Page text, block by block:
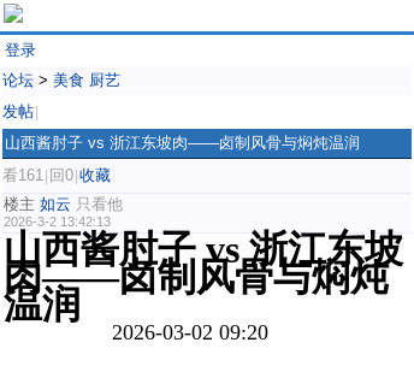
登录
论坛 > 美食 厨艺
发帖
山西酱肘子 vs 浙江东坡肉——卤制风骨与焖炖温润
看161 回0 收藏
楼主 如云 只看他
2026-3-2 13:42:13
山西酱肘子 vs 浙江东坡
肉——卤制风骨与焖炖
温润
2026-03-02 09:20